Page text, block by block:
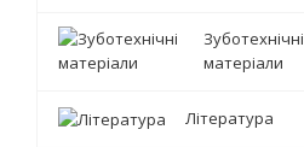
Зуботехнічні
матеріали
Література